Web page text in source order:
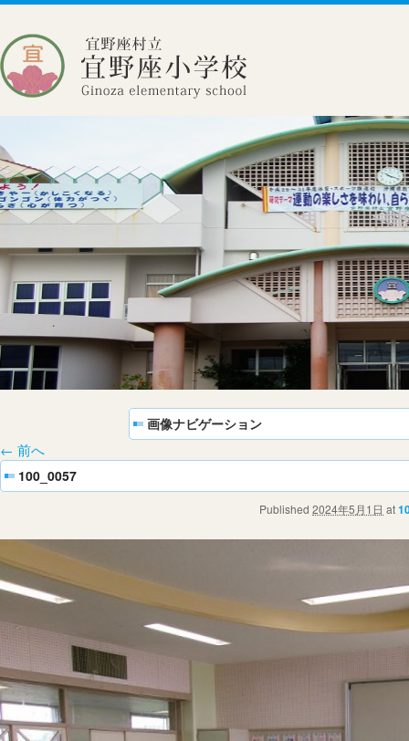
画像ナビゲーション
← 前へ
100_0057
Published 2024年5月1日 at